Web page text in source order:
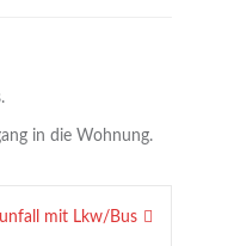
in die Wohnung.
mit Lkw/Bus